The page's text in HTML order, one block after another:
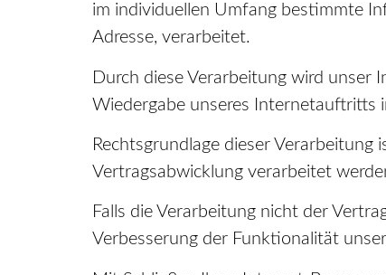
im individuellen Umfang bestimmte
Adresse, verarbeitet.
Durch diese Verarbeitung wird unser
Wiedergabe unseres Internetauftritts
Rechtsgrundlage dieser
Vertragsabwicklung verarbeitet
Falls die Verarbeitung nicht der
Verbesserung der Funktionalität